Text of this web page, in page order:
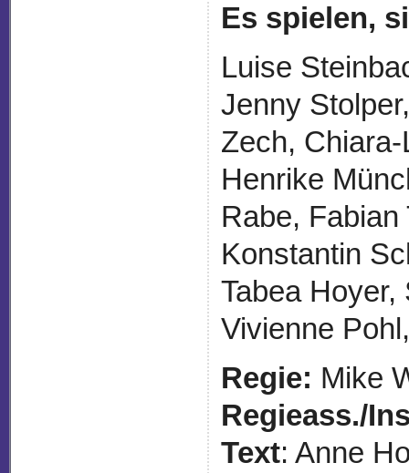
Es spielen,
Luise
Jenny
Zech,
Henrike
Rabe, Fabian
Konstantin
Tabea
Vivienne
Regie: Mike
Regieass./
Text: Anne